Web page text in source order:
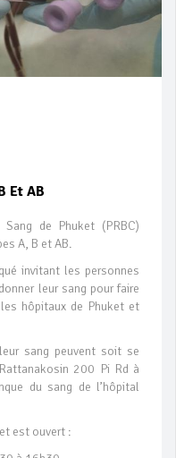
Et AB
de Phuket (PRBC)
A, B et AB.
invitant les personnes
leur sang pour faire
hôpitaux de Phuket et
sang peuvent soit se
200 Pi Rd à
du sang de l’hôpital
est ouvert :